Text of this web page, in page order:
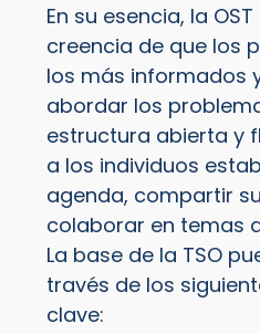
En su esencia, la
creencia de que los
los más informados
abordar los
estructura abierta y
a los individuos
agenda, compartir
colaborar en temas
La base de la TSO
través de los
clave: